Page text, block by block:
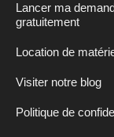
Lancer ma
gratuitement
Location de
Visiter notre blog
Politique de